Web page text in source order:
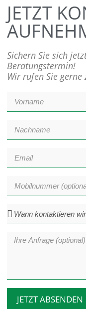
JETZT
Sichern Sie sich
Beratungstermin!
Wir rufen Sie gerne
JETZT ABSENDEN